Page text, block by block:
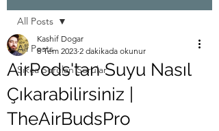
All Posts
Sıkça Sorulan Sorular
All Posts
AirPods'tan Suyu Nasıl
Çıkarabilirsiniz |
TheAirBudsPro
Kashif Dogar
8 Tem 2023 2 dakikada okunur